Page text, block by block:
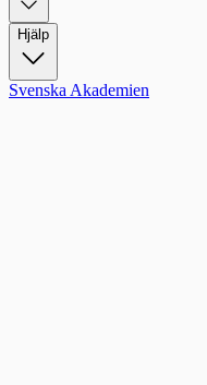
Hjälp
Svenska Akademien